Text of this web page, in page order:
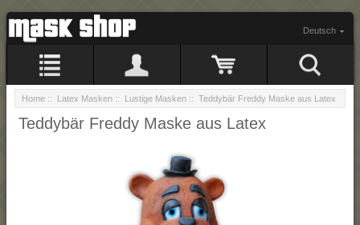
Deutsch
Home :: Latex Masken :: Lustige Masken :: Teddybär Freddy Maske aus Latex
Teddybär Freddy Maske aus Latex